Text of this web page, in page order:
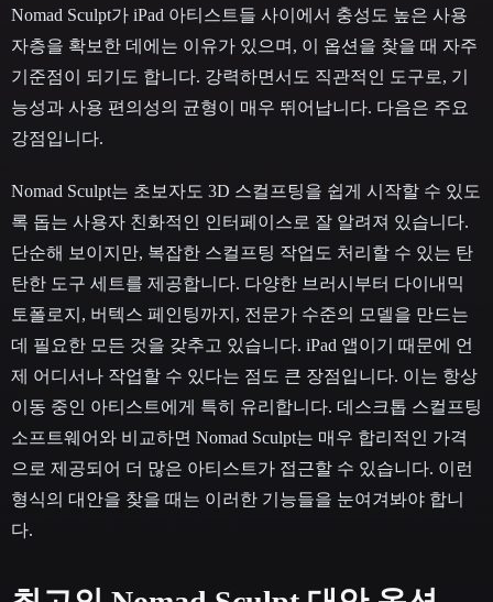
Nomad Sculpt가 iPad 아티스트들 사이에서 충성도 높은 사용
자층을 확보한 데에는 이유가 있으며, 이 옵션을 찾을 때 자주
기준점이 되기도 합니다. 강력하면서도 직관적인 도구로, 기
능성과 사용 편의성의 균형이 매우 뛰어납니다. 다음은 주요
강점입니다.
Nomad Sculpt는 초보자도 3D 스컬프팅을 쉽게 시작할 수 있도
록 돕는 사용자 친화적인 인터페이스로 잘 알려져 있습니다.
단순해 보이지만, 복잡한 스컬프팅 작업도 처리할 수 있는 탄
탄한 도구 세트를 제공합니다. 다양한 브러시부터 다이내믹
토폴로지, 버텍스 페인팅까지, 전문가 수준의 모델을 만드는
데 필요한 모든 것을 갖추고 있습니다. iPad 앱이기 때문에 언
제 어디서나 작업할 수 있다는 점도 큰 장점입니다. 이는 항상
이동 중인 아티스트에게 특히 유리합니다. 데스크톱 스컬프팅
소프트웨어와 비교하면 Nomad Sculpt는 매우 합리적인 가격
으로 제공되어 더 많은 아티스트가 접근할 수 있습니다. 이런
형식의 대안을 찾을 때는 이러한 기능들을 눈여겨봐야 합니
다.